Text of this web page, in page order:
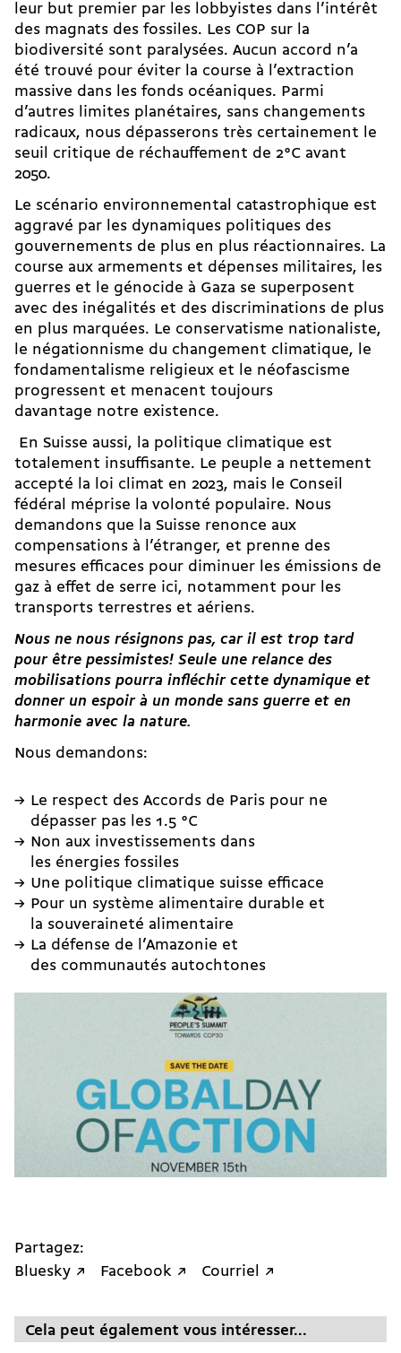
leur but premier par les lobbyistes dans l’intérêt
des magnats des fossiles. Les COP sur la
biodiversité sont paralysées. Aucun accord n’a
été trouvé pour éviter la course à l’extraction
massive dans les fonds océaniques. Parmi
d’autres limites planétaires, sans changements
radicaux, nous dépasserons très certainement le
seuil critique de réchauffement de 2°C avant
2050.
Le scénario environnemental catastrophique est
aggravé par les dynamiques politiques des
gouvernements de plus en plus réactionnaires. La
course aux armements et dépenses militaires, les
guerres et le génocide à Gaza se superposent
avec des inégalités et des discriminations de plus
en plus marquées. Le conservatisme nationaliste,
le négationnisme du changement climatique, le
fondamentalisme religieux et le néofascisme
progressent et menacent toujours
davantage notre existence.
En Suisse aussi, la politique climatique est
totalement insuffisante. Le peuple a nettement
accepté la loi climat en 2023, mais le Conseil
fédéral méprise la volonté populaire. Nous
demandons que la Suisse renonce aux
compensations à l’étranger, et prenne des
mesures efficaces pour diminuer les émissions de
gaz à effet de serre ici, notamment pour les
transports terrestres et aériens.
Nous ne nous résignons pas, car il est trop tard
pour être pessimistes! Seule une relance des
mobilisations pourra infléchir cette dynamique et
donner un espoir à un monde sans guerre et en
harmonie avec la nature.
Nous demandons:
Le respect des Accords de Paris pour ne
dépasser pas les 1.5 °C
Non aux investissements dans
les énergies fossiles
Une politique climatique suisse efficace
Pour un système alimentaire durable et
la souveraineté alimentaire
La défense de l’Amazonie et
des communautés autochtones
Partagez:
Bluesky ↗
Facebook ↗ Courriel ↗
Cela peut également vous intéresser...